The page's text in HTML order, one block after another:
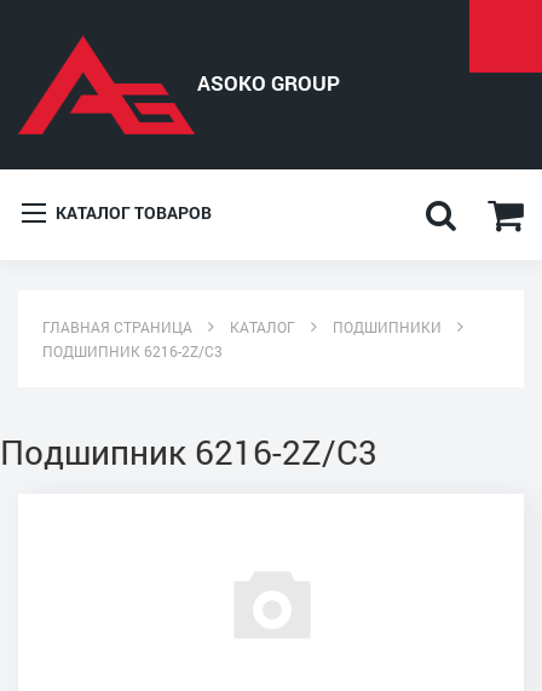
КАТАЛОГ ТОВАРОВ
ГЛАВНАЯ СТРАНИЦА КАТАЛОГ
ПОДШИПНИКИ
ПОДШИПНИК 6216-2Z/C3
Подшипник 6216-2Z/C3